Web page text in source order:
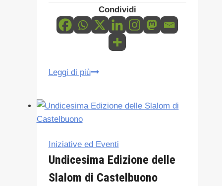
Condividi
Leggi di piùDORA
DI
storie
e
Iniziative ed Eventi
Undicesima Edizione delle
Slalom di Castelbuono